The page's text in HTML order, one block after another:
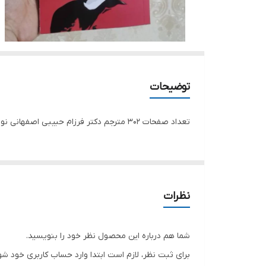
توضیحات
تعداد صفحات 302 مترجم دکتر فرزام حبیبی اصفهانی نوع جلد شومیز قطع رقعی قیمت جلد 248 تومان
نظرات
شما هم درباره این محصول نظر خود را بنویسید.
برای ثبت نظر، لازم است ابتدا وارد حساب کاربری خود